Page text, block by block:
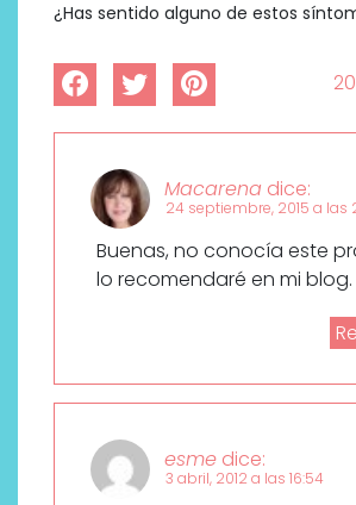
¿Has sentido alguno de estos
Macarena dice:
24 septiembre, 2015 a las
Buenas, no conocía este
lo recomendaré en mi blog.
esme dice:
3 abril, 2012 a las 16:54